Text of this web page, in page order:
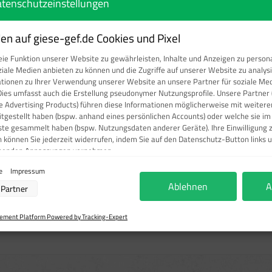
Produkt Anzahl:
IEC 60417"
Stück gemäß: DIN EN 60445. VDE 0197 Symbol nach: IEC
auf giese-gef.de Cookies und Pixel
Funktion unserer Website zu gewährleisten, Inhalte und Anzeigen zu
Medien anbieten zu können und die Zugriffe auf unserer Website zu
zu Ihrer Verwendung unserer Website an unsere Partner für soziale
umfasst auch die Erstellung pseudonymer Nutzungsprofile. Unsere
Advertising Products) führen diese Informationen möglicherweise mit
haben (bspw. anhand eines persönlichen Accounts) oder welche sie
gesammelt haben (bspw. Nutzungsdaten anderer Geräte). Ihre Einwilligung
können Sie jederzeit widerrufen, indem Sie auf den Datenschutz-Button links
Anpassungen vornehmen.
durch unsere Partner:
Zugriff auf Informationen auf einem Endgerät
zur Auswahl personalisierter Werbung
zur Personalisierung von Inhalten
Impressum
Partner Ablehnen
Platform Powered by Tracking-Expert